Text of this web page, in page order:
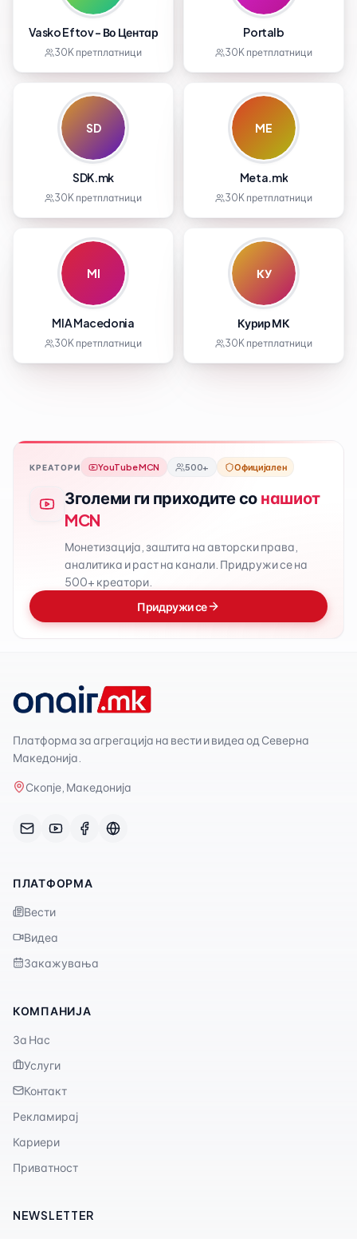
Vasko Eftov - Во Центар
30K претплатници
Portalb
30K претплатници
SD
SDK.mk
30K претплатници
ME
Meta.mk
30K претплатници
MI
MIA Macedonia
30K претплатници
КУ
Курир МК
30K претплатници
КРЕАТОРИ YouTube MCN 500+ Официјален
Зголеми ги приходите со нашиот
MCN
Монетизација, заштита на авторски права,
аналитика и раст на канали. Придружи се на
500+ креатори.
Придружи се
Платформа за агрегација на вести и видеа од Северна
Македонија.
Скопје, Македонија
ПЛАТФОРМА
Вести
Видеа
Закажувања
КОМПАНИЈА
За Нас
Услуги
Контакт
Рекламирај
Кариери
Приватност
NEWSLETTER